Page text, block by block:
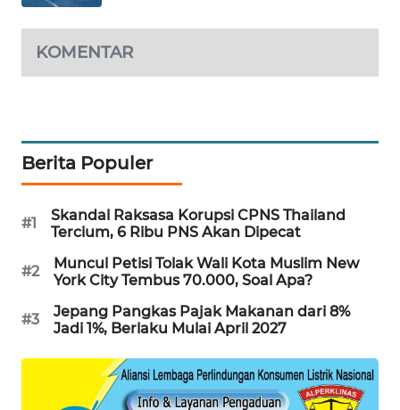
KOMENTAR
Berita Populer
#1
Skandal Raksasa Korupsi CPNS Thailand
Tercium, 6 Ribu PNS Akan Dipecat
#2
Muncul Petisi Tolak Wali Kota Muslim New
York City Tembus 70.000, Soal Apa?
#3
Jepang Pangkas Pajak Makanan dari 8%
Jadi 1%, Berlaku Mulai April 2027
LKKI
KONSUMEN
FORWAMKI
ALPERKLINAS
FORJASIDA
TAMBANG